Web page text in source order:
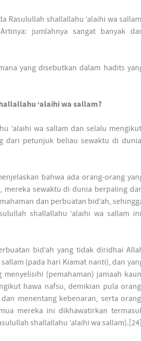
Rasulullah shallallahu ‘alaihi wa
jumlahnya sangat banyak
yang disebutkan dalam hadits
‘alaihi wa sallam?
‘alaihi wa sallam dan selalu
dari petunjuk beliau sewaktu di
bahwa ada orang-orang
sewaktu di dunia berpaling
dan perbuatan bid’ah,
shallallahu ‘alaihi wa sallam
bid’ah yang tidak diridhai
(pada hari Kiamat nanti), dan
(pemahaman) jamaah
hawa nafsu, demikian pula
menentang kebenaran, serta
mereka ini dikhawatirkan
shallallahu ‘alaihi wa sallam).[24]